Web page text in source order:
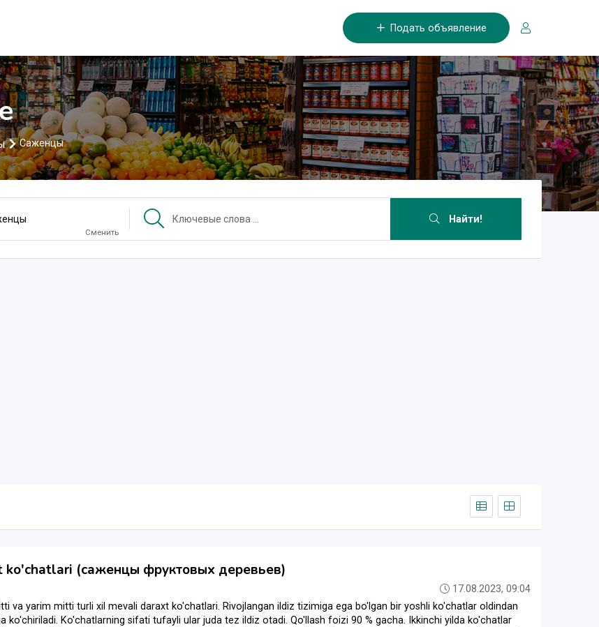
Подать объявление
Саженцы
Сменить
Найти!
ko'chatlari (саженцы фруктовых деревьев)
17.08.2023, 09:04
va yarim mitti turli xil mevali daraxt ko'chatlari. Rivojlangan ildiz tizimiga ega bo'lgan bir yoshli ko'chatlar oldindan
ko'chiriladi. Ko'chatlarning sifati tufayli ular juda tez ildiz otadi. Qo'llash foizi 90 % gacha. Ikkinchi yilda ko'chatlar